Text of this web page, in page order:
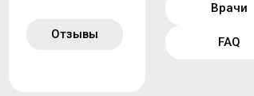
Отзывы
Врачи
FAQ